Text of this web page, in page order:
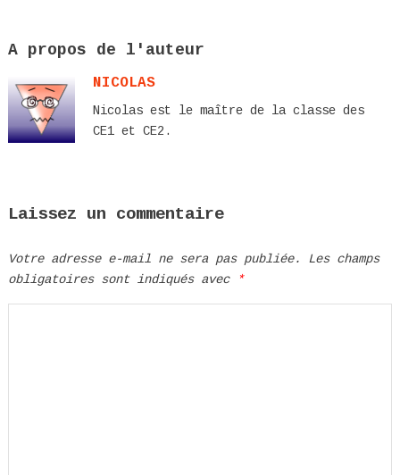
A propos de l'auteur
NICOLAS
Nicolas est le maître de la classe des
CE1 et CE2.
Laissez un commentaire
Votre adresse e-mail ne sera pas publiée.
Les champs
obligatoires sont indiqués avec
*